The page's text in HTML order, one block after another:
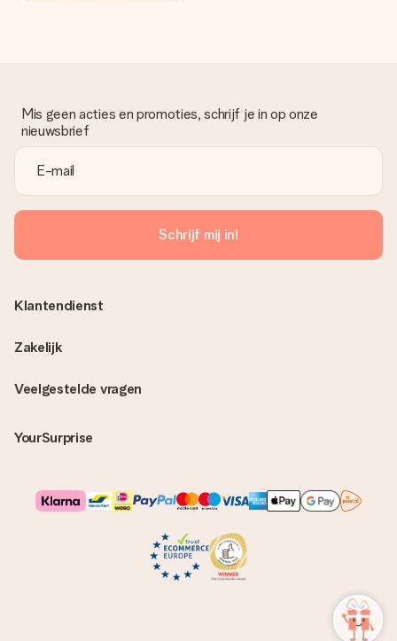
Mis geen acties en promoties, schrijf je in op onze
nieuwsbrief
Schrijf mij in!
Veelgestelde vragen
YourSurprise
Klantendienst
Zakelijk